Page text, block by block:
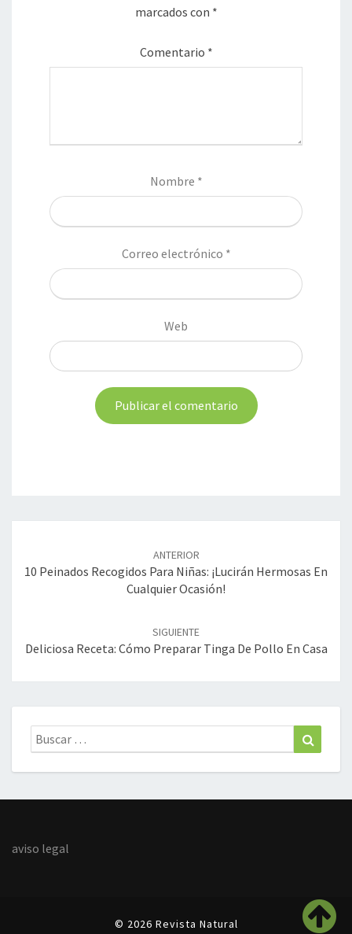
marcados con *
Comentario *
Nombre *
Correo electrónico *
Web
entradas
ANTERIOR
10 Peinados Recogidos Para Niñas: ¡Lucirán Hermosas En
Cualquier Ocasión!
SIGUIENTE
Deliciosa Receta: Cómo Preparar Tinga De Pollo En Casa
Buscar:
aviso legal
© 2026 Revista Natural